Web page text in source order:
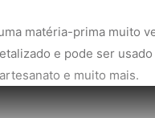
matéria-prima muito
e pode ser
e muito mais.